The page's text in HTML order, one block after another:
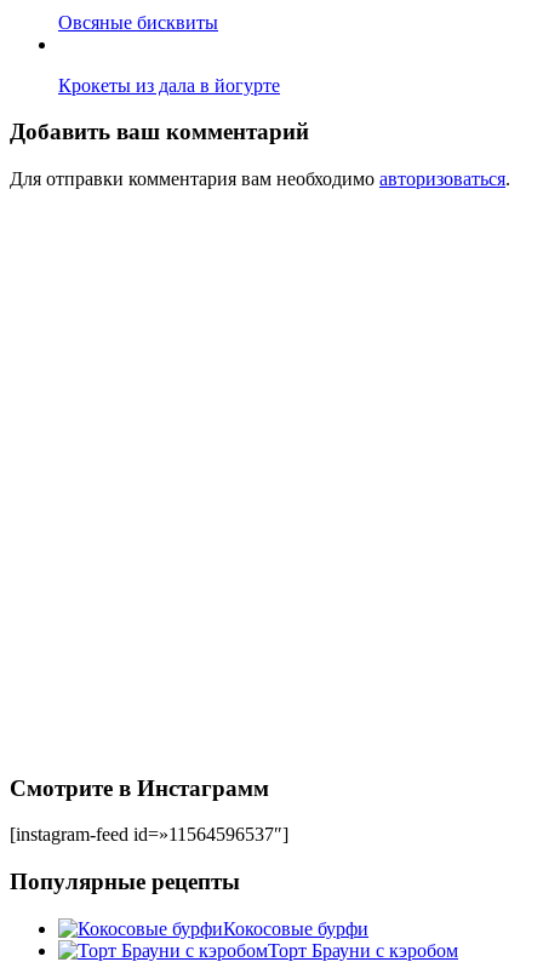
Овсяные бисквиты
Крокеты из дала в йогурте
Добавить ваш комментарий
Для отправки комментария вам необходимо авторизоваться.
Смотрите в Инстаграмм
[instagram-feed id=»11564596537″]
Популярные рецепты
Кокосовые бурфи
Торт Брауни с кэробом